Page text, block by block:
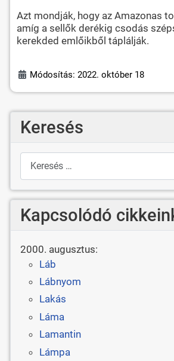
Azt mondják, hogy az Amazonas
amíg a sellők derékig csodás
kerekded emlőikből táplálják.
Módosítás: 2022. október 18
Keresés
Keresés
Kapcsolódó
2000. augusztus:
Láb
Lábnyom
Lakás
Láma
Lamantin
Lámpa